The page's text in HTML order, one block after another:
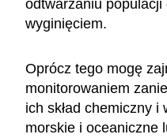
odtwarzaniu
wyginięciem.
Oprócz tego mogę
monitorowaniem
ich skład chemiczny i
morskie i oceaniczne